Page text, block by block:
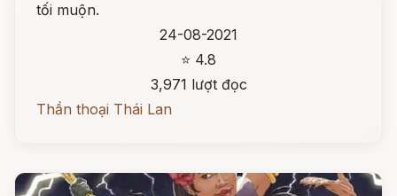
tối muộn.
24-08-2021
⭐ 4.8
3,971 lượt đọc
Thần thoại Thái Lan